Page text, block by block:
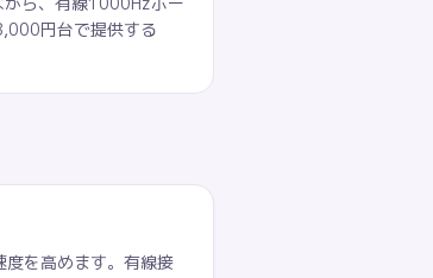
円台で提供する
を高めます。有線接